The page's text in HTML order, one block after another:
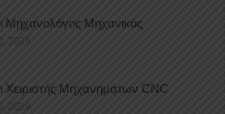
Μηχανολόγος Μηχανικός
2026
Χειριστής Μηχανημάτων CNC
2026